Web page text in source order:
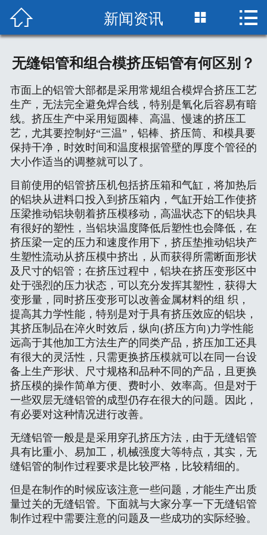
网站首页
关于我们
产品中心
品质保障
新闻资讯
技术知识
联系方式
 新闻资讯  
无缝铝管和组合模挤压铝管有何区别？
市面上的铝管大部都是采用常规组合模焊合挤压工艺
生产，无法完全避免焊合线，特别是氧化后容易有暗
线。挤压生产中采用短圆棒、高温、慢速的挤压工
艺，尤其要控制好“三温”，铝棒、挤压筒、和模具要
保持干净，时效时间和温度根据管壁的厚度个管径的
大小作适当的调整就可以了。
目前使用的铝管挤压机包括挤压箱和气缸，将加热后
的铝块从进料口投入到挤压箱内，气缸开始工作使挤
压梁推动铝块朝着挤压模移动，高温状态下的铝块具
有很好的塑性，当铝块温度降低后塑性也会降低，在
挤压梁一定的压力和速度作用下，挤压垫推动铝块产
生塑性流动从挤压模中挤出，从而获得所需断面形状
及尺寸的铝管；在挤压过程中，铝块在挤压变形区中
处于强烈的压力状态，可以充分发挥其塑性，获得大
变形量，同时挤压变形可以改善金属材料的组 织，
提高其力学性能，特别是对于具有挤压效应的铝块，
其挤压制品在淬火时效后，纵向(挤压方向)力学性能
远高于其他加工方法生产的同类产品，挤压加工还具
有很大的灵活性，只需更换挤压模就可以在同一台设
备上生产形状、尺寸规格和品种不同的产品，且更换
挤压模的操作简单方便、费时小、效率高。但是对于
一些双层无缝铝管的成型仍存在很大的问题。因此，
有必要对这种情况进行改善。
无缝铝管一般是是采用穿孔挤压方法，由于无缝铝管
具有比重小、易加工，机械强度大等特点，其实，无
缝铝管的制作过程要求是比较严格，比较精细的。
但是在制作的时候应该注意一些问题，才能生产出质
量过关的无缝铝管。下面就与大家分享一下无缝铝管
制作过程中需要注意的问题及一些成功的实际经验。